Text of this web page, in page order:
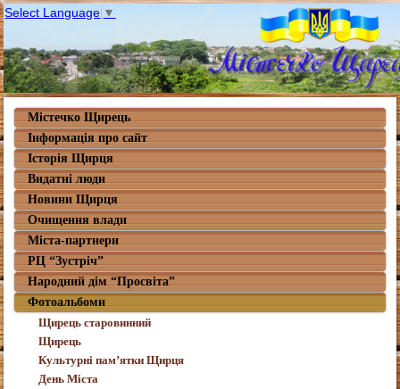
Select Language ▼
Містечко Щирець
Інформація про сайт
Історія Щирця
Видатні люди
Новини Щирця
Очищення влади
Міста-партнери
РЦ “Зустріч”
Народний дім “Просвіта”
Фотоальбоми
Щирець старовинний
Щирець
Культурні пам’ятки Щирця
День Міста